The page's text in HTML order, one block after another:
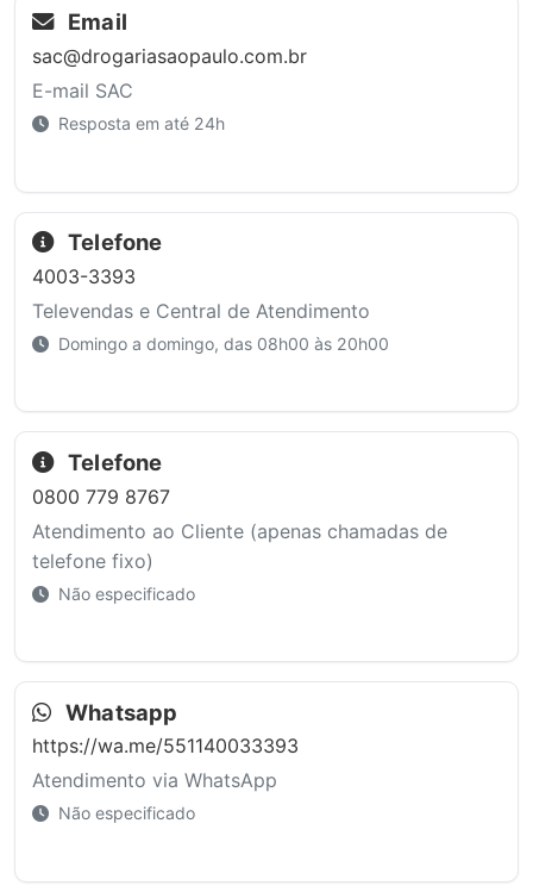
Email
sac@drogariasaopaulo.com.br
E-mail SAC
Resposta em até 24h
Telefone
4003-3393
Televendas e Central de Atendimento
Domingo a domingo, das 08h00 às 20h00
Telefone
0800 779 8767
Atendimento ao Cliente (apenas chamadas de
telefone fixo)
Não especificado
Whatsapp
https://wa.me/551140033393
Atendimento via WhatsApp
Não especificado